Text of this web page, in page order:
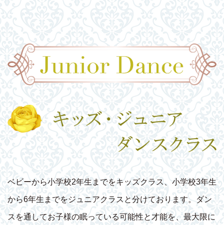
ベビーから小学校2年生までをキッズクラス、小学校3年生
から6年生までをジュニアクラスと分けております。ダン
スを通してお子様の眠っている可能性と才能を、最大限に